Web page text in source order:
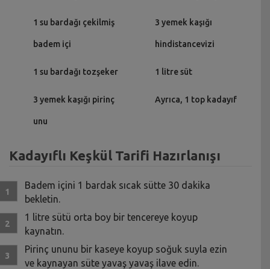
1 su bardağı çekilmiş
badem içi
1 su bardağı tozşeker
3 yemek kaşığı pirinç
unu
3 yemek kaşığı
hindistancevizi
1 litre süt
Ayrıca, 1 top kadayıf
Kadayıflı Keşkül Tarifi Hazırlanışı
Badem içini 1 bardak sıcak sütte 30 dakika
bekletin.
1 litre sütü orta boy bir tencereye koyup
kaynatın.
Pirinç ununu bir kaseye koyup soğuk suyla ezin
ve kaynayan süte yavaş yavaş ilave edin.